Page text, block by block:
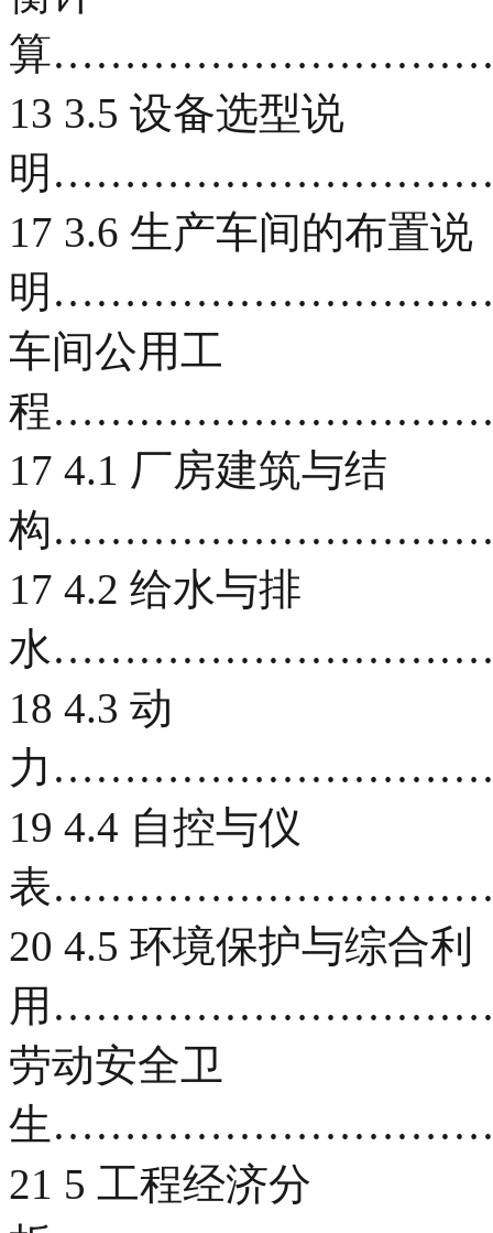
算
13 3.5 设备选型说
明
17 3.6 生产车间的布置说
明
车间公用工
程
17 4.1 厂房建筑与结
构
17 4.2 给水与排
水
18 4.3 动
力
19 4.4 自控与仪
表
20 4.5 环境保护与综合利
用
劳动安全卫
生
21 5 工程经济分